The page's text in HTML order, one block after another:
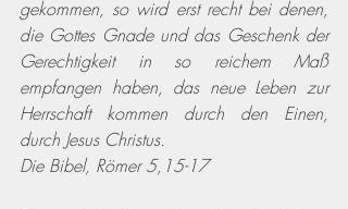
gekommen, so wird erst recht bei denen,
die Gottes Gnade und das Geschenk der
Gerechtigkeit in so reichem Maß
empfangen haben, das neue Leben zur
Herrschaft kommen durch den Einen,
durch Jesus Christus.
Die Bibel, Römer 5,15-17